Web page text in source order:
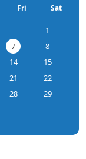
Fri Sat
1
7
8
14
15
21
22
28
29